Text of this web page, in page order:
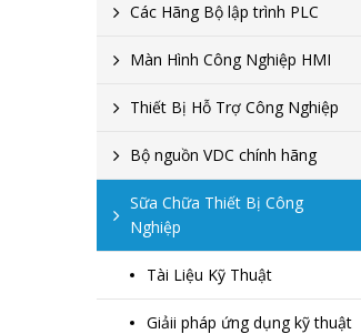
Các Hãng Bộ lập trình PLC
Màn Hình Công Nghiệp HMI
Thiết Bị Hỗ Trợ Công Nghiệp
Bộ nguồn VDC chính hãng
Sữa Chữa Thiết Bị Công
Nghiệp
Tài Liệu Kỹ Thuật
Giảii pháp ứng dụng kỹ thuật